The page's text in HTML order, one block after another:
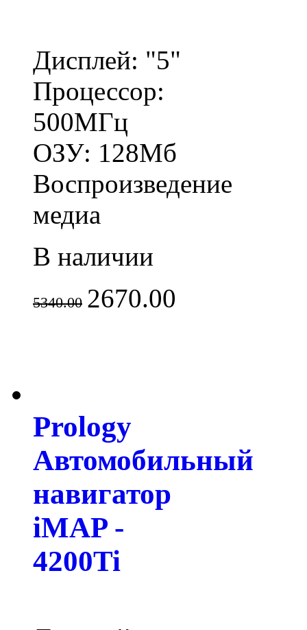
Дисплей: "5"
Процессор:
500МГц
ОЗУ: 128Мб
Воспроизведение
медиа
В наличии
5340.00 2670.00
Prology
Автомобильный
навигатор
iMAP -
4200Ti